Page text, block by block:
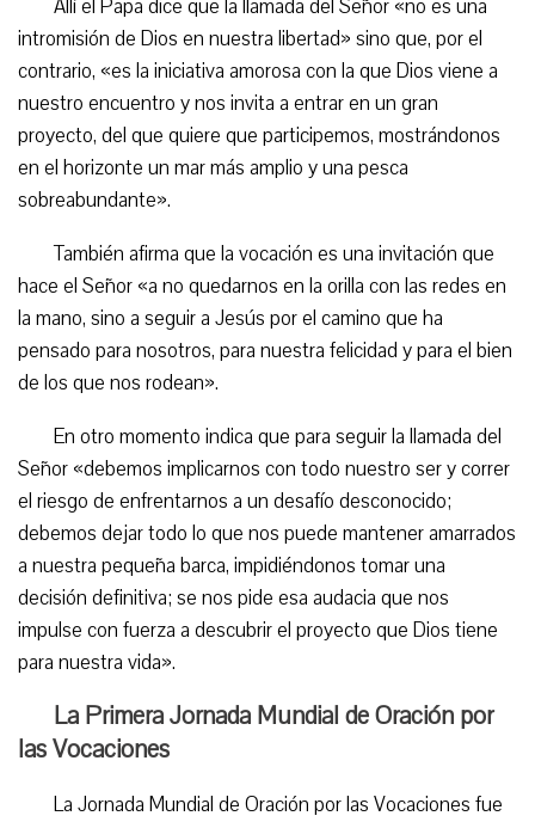
Allí el Papa dice que la llamada del Señor «no es una
intromisión de Dios en nuestra libertad» sino que, por el
contrario, «es la iniciativa amorosa con la que Dios viene a
nuestro encuentro y nos invita a entrar en un gran
proyecto, del que quiere que participemos, mostrándonos
en el horizonte un mar más amplio y una pesca
sobreabundante».
También afirma que la vocación es una invitación que
hace el Señor «a no quedarnos en la orilla con las redes en
la mano, sino a seguir a Jesús por el camino que ha
pensado para nosotros, para nuestra felicidad y para el bien
de los que nos rodean».
En otro momento indica que para seguir la llamada del
Señor «debemos implicarnos con todo nuestro ser y correr
el riesgo de enfrentarnos a un desafío desconocido;
debemos dejar todo lo que nos puede mantener amarrados
a nuestra pequeña barca, impidiéndonos tomar una
decisión definitiva; se nos pide esa audacia que nos
impulse con fuerza a descubrir el proyecto que Dios tiene
para nuestra vida».
La Primera Jornada Mundial de Oración por
las Vocaciones
La Jornada Mundial de Oración por las Vocaciones fue